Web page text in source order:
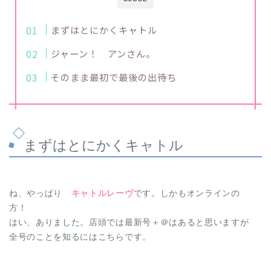
まずはとにかくキャトル
ジャーン！ アンさん。
そのまま最初で最後の出待ち
まずはとにかくキャトル
ね、やっぱり キャトルレーヴです。しかもオンラインの
方！
はい、ありました。店頭では最新号＋＠はあると思いますが
全号のことを知るにはこちらです。